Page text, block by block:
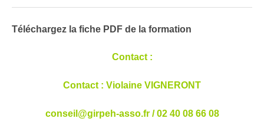
Téléchargez la fiche PDF de la formation
Contact :
Contact : Violaine VIGNERONT
conseil@girpeh-asso.fr/ 02 40 08 66 08